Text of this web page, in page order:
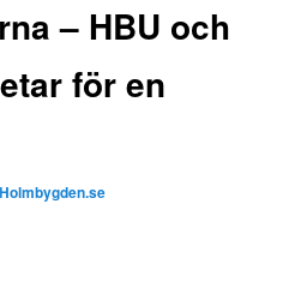
– HBU och
för en
Holmbygden.se